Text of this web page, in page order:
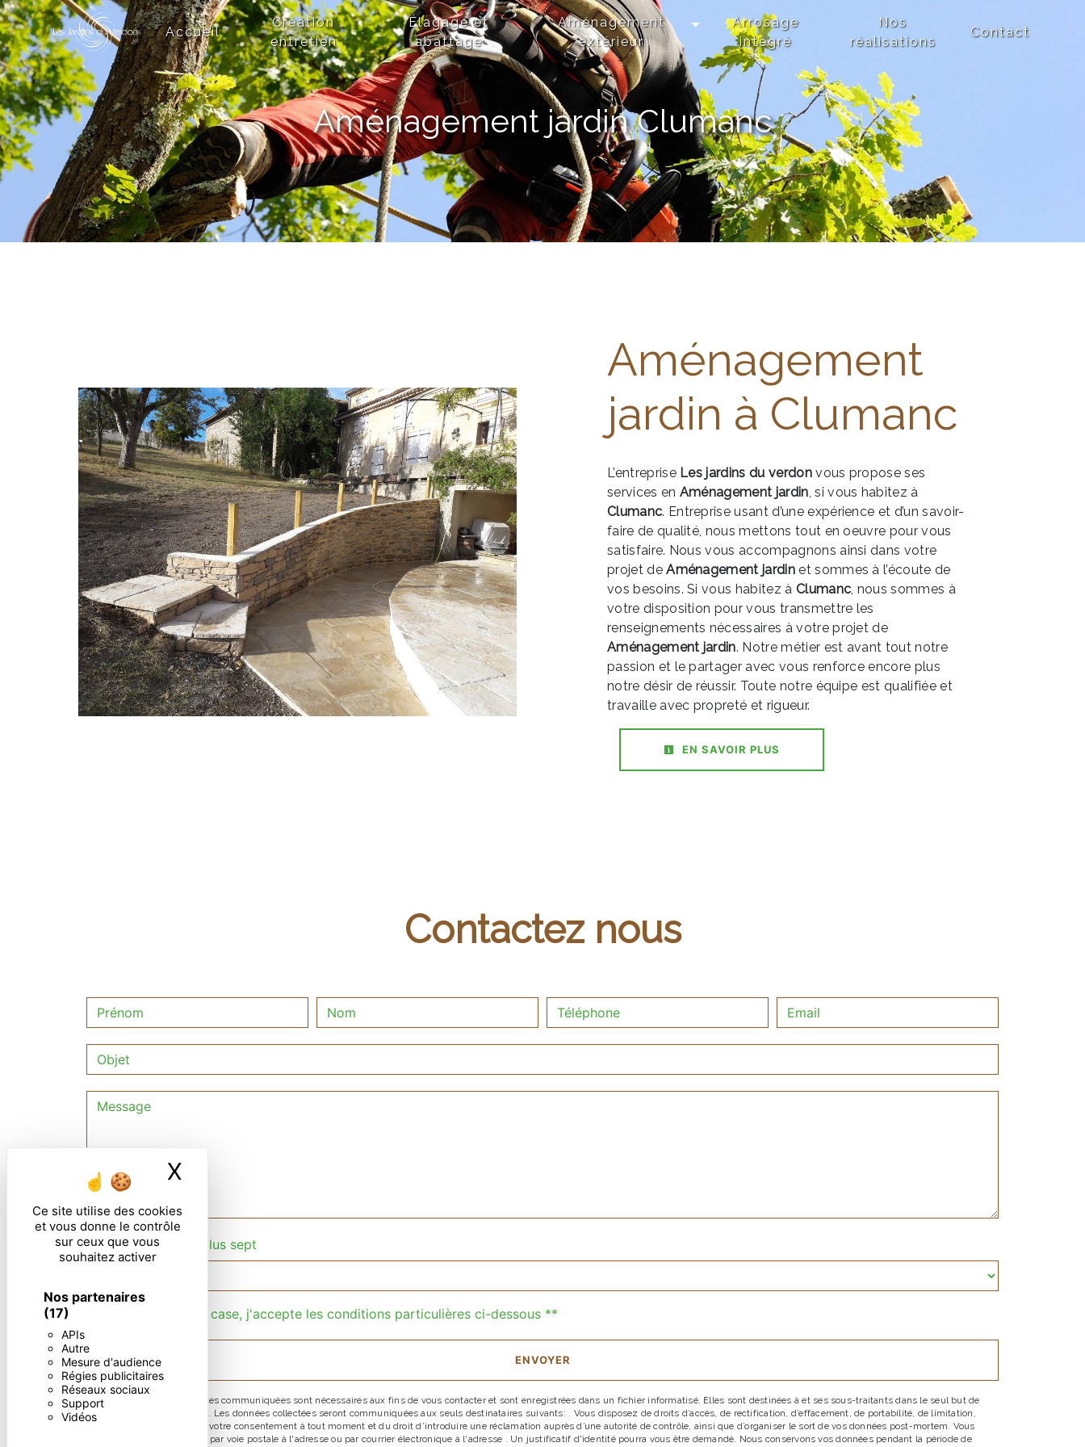
Panneau de gestion des cookies
Ce site utilise des cookies
et vous donne le contrôle
sur ceux que vous
souhaitez activer
Nos partenaires
(17)
APIs
Autre
Mesure d'audience
Régies publicitaires
Réseaux sociaux
Support
Vidéos
X
Accueil
Création
entretien
Élagage et
abattage
Aménagement
extérieur
Arrosage
intégré
Nos
réalisations
Contact
Aménagement jardin Clumanc
Aménagement
jardin à Clumanc
L’entreprise Les jardins du verdonvous propose ses
services en Aménagement jardin, si vous habitez à
Clumanc. Entreprise usant d’une expérience et d’un savoir-
faire de qualité, nous mettons tout en oeuvre pour vous
satisfaire. Nous vous accompagnons ainsi dans votre
projet deAménagement jardinet sommes à l’écoute de
vos besoins. Si vous habitez à Clumanc, nous sommes à
votre disposition pour vous transmettre les
renseignements nécessaires à votre projet de
Aménagement jardin. Notre métier est avant tout notre
passion et le partager avec vous renforce encore plus
notre désir de réussir. Toute notre équipe est qualifiée et
travaille avec propreté et rigueur.
EN SAVOIR PLUS
Contactez nous
Combien font huit plus sept
En cochant cette case, j'accepte les conditions particulières ci-dessous **
ENVOYER
** Les données personnelles communiquées sont nécessaires aux fins de vous contacter et sont enregistrées dans un fichier informatisé. Elles sont destinées à et ses sous-traitants dans le seul but de
répondre à votre message. Les données collectées seront communiquées aux seuls destinataires suivants: . Vous disposez de droits d’accès, de rectification, d’effacement, de portabilité, de limitation,
d’opposition, de retrait de votre consentement à tout moment et du droit d’introduire une réclamation auprès d’une autorité de contrôle, ainsi que d’organiser le sort de vos données post-mortem. Vous
pouvez exercer ces droits par voie postale à l'adresse ou par courrier électronique à l'adresse . Un justificatif d'identité pourra vous être demandé. Nous conservons vos données pendant la période de